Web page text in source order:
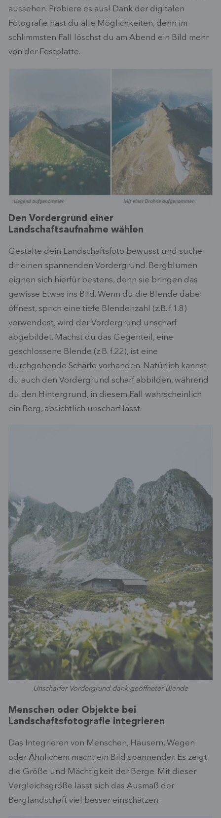
aussehen. Probiere es aus! Dank der digitalen
Fotografie hast du alle Möglichkeiten, denn im
schlimmsten Fall löschst du am Abend ein Bild mehr
von der Festplatte.
Den Vordergrund einer
Landschaftsaufnahme wählen
Gestalte dein Landschaftsfoto bewusst und suche
dir einen spannenden Vordergrund. Bergblumen
eignen sich hierfür bestens, denn sie bringen das
gewisse Etwas ins Bild. Wenn du die Blende dabei
öffnest, sprich eine tiefe Blendenzahl (z.B. f.1.8)
verwendest, wird der Vordergrund unscharf
abgebildet. Machst du das Gegenteil, eine
geschlossene Blende (z.B. f.22), ist eine
durchgehende Schärfe vorhanden. Natürlich kannst
du auch den Vordergrund scharf abbilden, während
du den Hintergrund, in diesem Fall wahrscheinlich
ein Berg, absichtlich unscharf lässt.
Unscharfer Vordergrund dank geöffneter Blende
Menschen oder Objekte bei
Landschaftsfotografie integrieren
Das Integrieren von Menschen, Häusern, Wegen
oder Ähnlichem macht ein Bild spannender. Es zeigt
die Größe und Mächtigkeit der Berge. Mit dieser
Vergleichsgröße lässt sich das Ausmaß der
Berglandschaft viel besser einschätzen.